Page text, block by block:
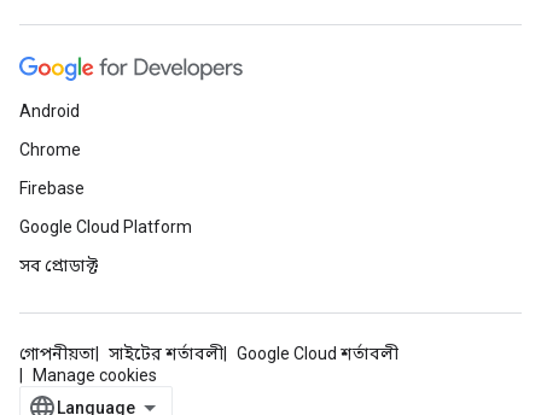
Android
Chrome
Firebase
Google Cloud Platform
সব প্রোডাক্ট
গোপনীয়তা সাইটের শর্তাবলী
Google Cloud শর্তাবলী
Manage cookies